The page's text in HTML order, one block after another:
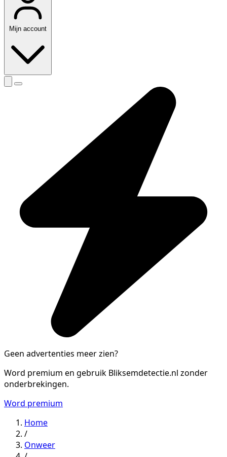
Mijn account
Geen advertenties meer zien?
Word premium en gebruik Bliksemdetectie.nl zonder
onderbrekingen.
Word premium
Home
/
Onweer